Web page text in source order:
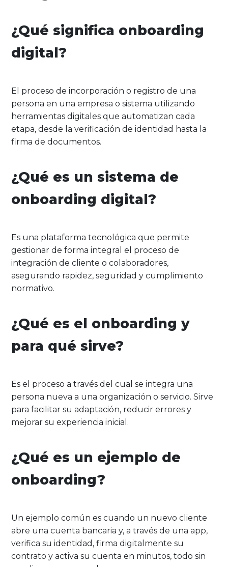
¿Qué significa onboarding
digital?
El proceso de incorporación o registro de una
persona en una empresa o sistema utilizando
herramientas digitales que automatizan cada
etapa, desde la verificación de identidad hasta la
firma de documentos.
¿Qué es un sistema de
onboarding digital?
Es una plataforma tecnológica que permite
gestionar de forma integral el proceso de
integración de cliente o colaboradores,
asegurando rapidez, seguridad y cumplimiento
normativo.
¿Qué es el onboarding y
para qué sirve?
Es el proceso a través del cual se integra una
persona nueva a una organización o servicio. Sirve
para facilitar su adaptación, reducir errores y
mejorar su experiencia inicial.
¿Qué es un ejemplo de
onboarding?
Un ejemplo común es cuando un nuevo cliente
abre una cuenta bancaria y, a través de una app,
verifica su identidad, firma digitalmente su
contrato y activa su cuenta en minutos, todo sin